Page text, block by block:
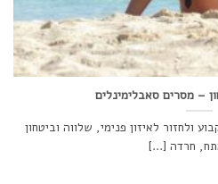
– מסרים סאבלימינלים
ולחזור לאיזון פנימי, שלווה וביטחון
חרדה [...]